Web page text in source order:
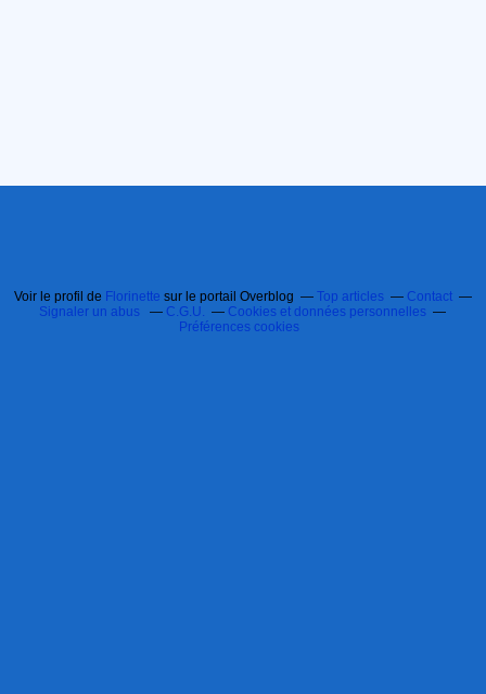
Voir le profil de Florinette sur le portail Overblog Top articles
Contact
Signaler un abus
C.G.U.
Cookies et données personnelles
Préférences cookies